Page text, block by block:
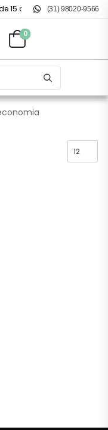
15 anos no mercado.
(31) 98020-9566
0